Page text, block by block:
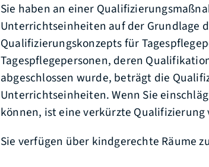
Sie haben an einer
Unterrichtseinheiten auf der Grundlage
Qualifizierungskonzepts für
Tagespflegepersonen, deren
abgeschlossen wurde, beträgt die
Unterrichtseinheiten.Wenn Sie
können, ist eine verkürzte Qualifizierung
Sie verfügen über kindgerechte Räume